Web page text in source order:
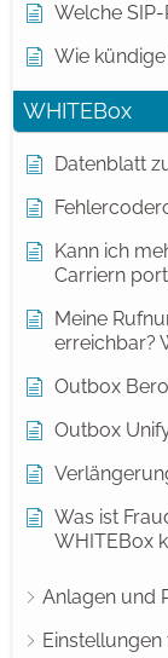
Welche
Wie
WHITEBox
Datenblatt
Kann ich
Carriern
Meine
erreichbar?
Outbox
Outbox
Was ist
WHITEBox
Anlagen und